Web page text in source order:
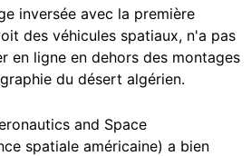
inversée avec la première
des véhicules spatiaux, n'a pas
en ligne en dehors des montages
du désert algérien.
and Space
spatiale américaine) a bien